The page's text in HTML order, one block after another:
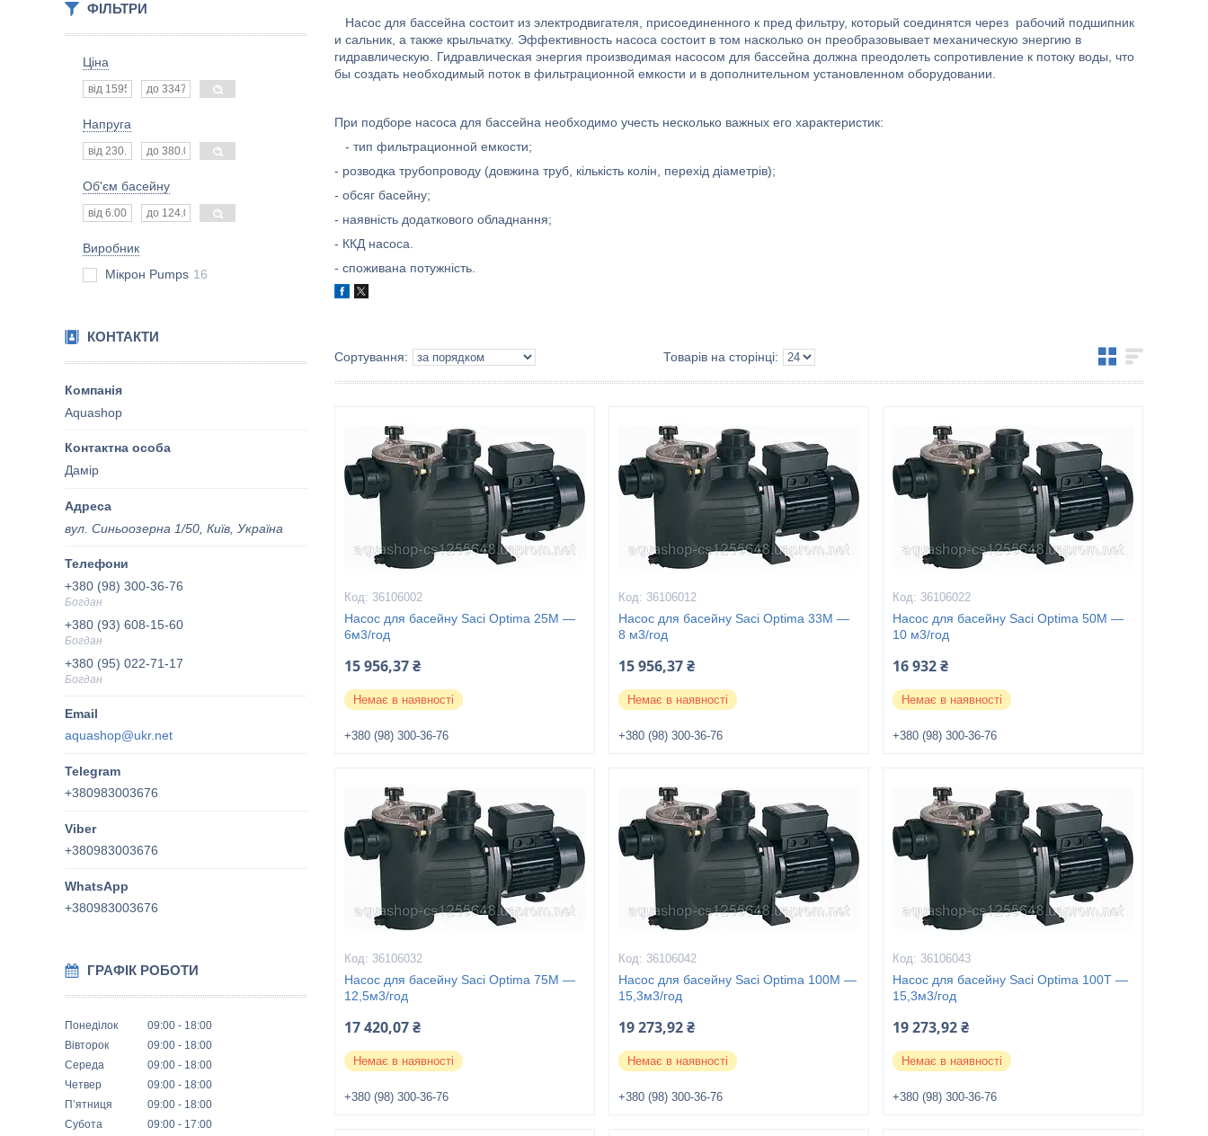
ФІЛЬТРИ
Ціна
Напруга
Об'єм басейну
Виробник
Мікрон Pumps 16
КОНТАКТИ
Aquashop
Дамір
вул. Синьоозерна 1/50, Київ, Україна
+380 (98) 300-36-76
Богдан
+380 (93) 608-15-60
Богдан
+380 (95) 022-71-17
Богдан
aquashop@ukr.net
+380983003676
+380983003676
+380983003676
ГРАФІК РОБОТИ
Понеділок 09:00
18:00
Вівторок
09:00
18:00
Середа
09:00
18:00
Четвер
09:00
18:00
Пʼятниця
09:00
18:00
Субота
09:00
17:00
Насос для бассейна состоит из электродвигателя, присоединенного к пред фильтру, который соединятся через рабочий подшипник
и сальник, а также крыльчатку. Эффективность насоса состоит в том насколько он преобразовывает механическую энергию в
гидравлическую. Гидравлическая энергия производимая насосом для бассейна должна преодолеть сопротивление к потоку воды, что
бы создать необходимый поток в фильтрационной емкости и в дополнительном установленном оборудовании.
При подборе насоса для бассейна необходимо учесть несколько важных его характеристик:
- тип фильтрационной емкости;
- розводка трубопроводу (довжина труб, кількість колін, перехід діаметрів);
- обсяг басейну;
- наявність додаткового обладнання;
- ККД насоса.
- споживана потужність.
36106002
Насос для басейну Saci Optima 25M —
6м3/год
15 956,37 ₴
Немає в наявності
+380 (98) 300-36-76
36106012
Насос для басейну Saci Optima 33M —
8 м3/год
15 956,37 ₴
Немає в наявності
+380 (98) 300-36-76
36106022
Насос для басейну Saci Optima 50M —
10 м3/год
16 932 ₴
Немає в наявності
+380 (98) 300-36-76
36106032
Насос для басейну Saci Optima 75M —
12,5м3/год
17 420,07 ₴
Немає в наявності
+380 (98) 300-36-76
36106042
Насос для басейну Saci Optima 100M —
15,3м3/год
19 273,92 ₴
Немає в наявності
+380 (98) 300-36-76
36106043
Насос для басейну Saci Optima 100T —
15,3м3/год
19 273,92 ₴
Немає в наявності
+380 (98) 300-36-76